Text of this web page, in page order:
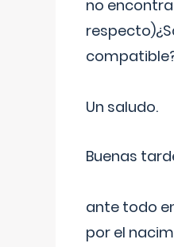
no
Un saludo.
Buenas
ante todo
por el